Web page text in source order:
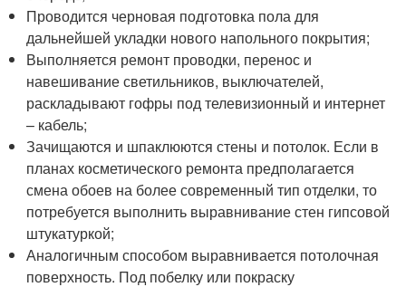
Проводится черновая подготовка пола для
дальнейшей укладки нового напольного покрытия;
Выполняется ремонт проводки, перенос и
навешивание светильников, выключателей,
раскладывают гофры под телевизионный и интернет
– кабель;
Зачищаются и шпаклюются стены и потолок. Если в
планах косметического ремонта предполагается
смена обоев на более современный тип отделки, то
потребуется выполнить выравнивание стен гипсовой
штукатуркой;
Аналогичным способом выравнивается потолочная
поверхность. Под побелку или покраску